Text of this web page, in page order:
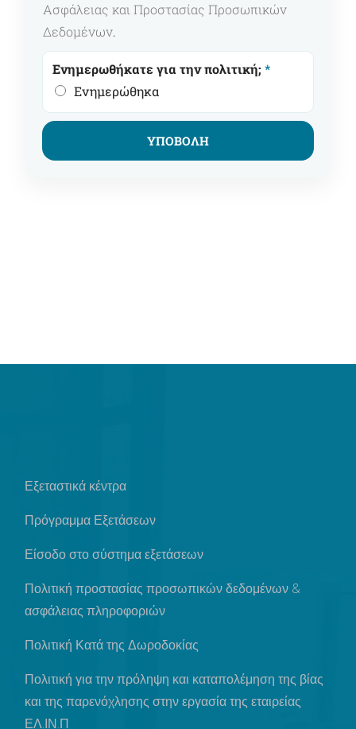
Ασφάλειας και Προστασίας Προσωπικών
Δεδομένων.
Ενημερωθήκατε για την πολιτική;*
Ενημερώθηκα
ΥΠΟΒΟΛΗ
Εξεταστικά κέντρα
Πρόγραμμα Εξετάσεων
Είσοδο στο σύστημα εξετάσεων
Πολιτική προστασίας προσωπικών δεδομένων &
ασφάλειας πληροφοριών
Πολιτική Κατά της Δωροδοκίας
Πολιτική για την πρόληψη και καταπολέμηση της βίας
και της παρενόχλησης στην εργασία της εταιρείας
ΕΛ.ΙΝ.Π